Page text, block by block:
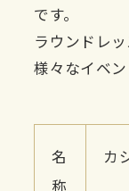
です。
ラウンドレ
様々なイベン
名
称
カ